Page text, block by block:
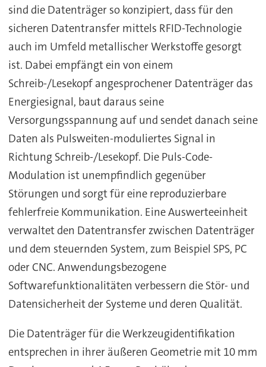
sind die Datenträger so konzipiert, dass für den
sicheren Datentransfer mittels RFID-Technologie
auch im Umfeld metallischer Werkstoffe gesorgt
ist. Dabei empfängt ein von einem
Schreib-/Lesekopf angesprochener Datenträger das
Energiesignal, baut daraus seine
Versorgungsspannung auf und sendet danach seine
Daten als Pulsweiten-moduliertes Signal in
Richtung Schreib-/Lesekopf. Die Puls-Code-
Modulation ist unempfindlich gegenüber
Störungen und sorgt für eine reproduzierbare
fehlerfreie Kommunikation. Eine Auswerteeinheit
verwaltet den Datentransfer zwischen Datenträger
und dem steuernden System, zum Beispiel SPS, PC
oder CNC. Anwendungsbezogene
Softwarefunktionalitäten verbessern die Stör- und
Datensicherheit der Systeme und deren Qualität.
Die Datenträger für die Werkzeugidentifikation
entsprechen in ihrer äußeren Geometrie mit 10 mm